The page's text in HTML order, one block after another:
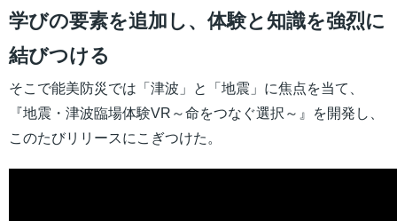
学びの要素を追加し、体験と知識を強烈に
結びつける
そこで能美防災では「津波」と「地震」に焦点を当て、
『地震・津波臨場体験VR～命をつなぐ選択～』を開発し、
このたびリリースにこぎつけた。